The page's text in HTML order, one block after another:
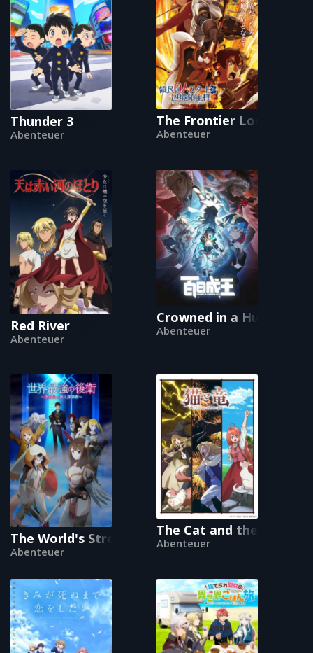
Thunder 3
Abenteuer
The Frontier Lord
Abenteuer
Red River
Abenteuer
Crowned in a Hundred
Abenteuer
The World's Strongest Rearguard
Abenteuer
The Cat and the Dragon
Abenteuer